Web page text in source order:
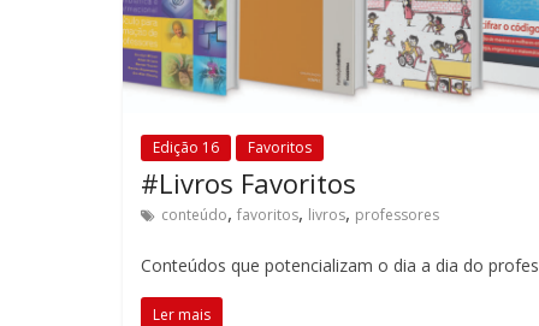
para
expandir
as
perspectivas
acompanhar
realizações
alunos.
Esse
Edição 16 Favoritos
#Livros Favoritos
conteúdo, favoritos, livros, professores
Conteúdos que potencializam o dia a dia do
Ler mais